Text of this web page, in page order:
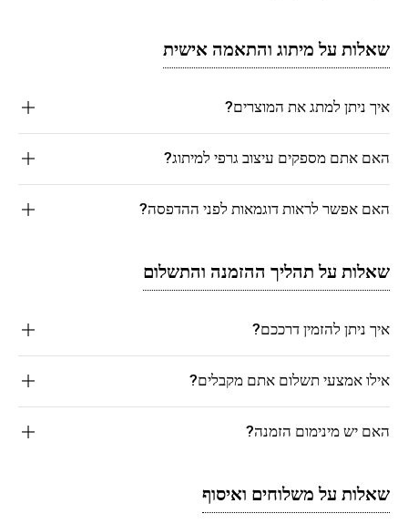
שאלות על מיתוג והתאמה אישית
איך ניתן למתג את המוצרים?
האם אתם מספקים עיצוב גרפי למיתוג?
האם אפשר לראות דוגמאות לפני ההדפסה?
שאלות על תהליך ההזמנה והתשלום
איך ניתן להזמין דרככם?
אילו אמצעי תשלום אתם מקבלים?
האם יש מינימום הזמנה?
שאלות על משלוחים ואיסוף